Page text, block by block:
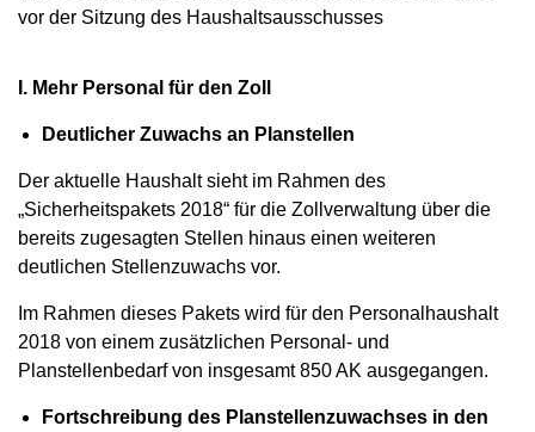
vor der Sitzung des Haushaltsausschusses
I. Mehr Personal für den Zoll
Deutlicher Zuwachs an Planstellen
Der aktuelle Haushalt sieht im Rahmen des
„Sicherheitspakets 2018“ für die Zollverwaltung über die
bereits zugesagten Stellen hinaus einen weiteren
deutlichen Stellenzuwachs vor.
Im Rahmen dieses Pakets wird für den Personalhaushalt
2018 von einem zusätzlichen Personal- und
Planstellenbedarf von insgesamt 850 AK ausgegangen.
Fortschreibung des Planstellenzuwachses in den